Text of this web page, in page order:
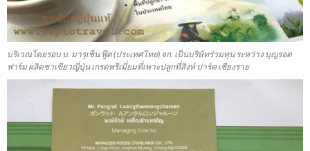
บริเวณโดยรอบ บ. มารุเซ็น ฟู๊ด (ประเทศไทย) จก. เป็นบริษัทร่วมทุน ระหว่าง บุญรอด
ฟาร์ม ผลิตชาเขียวญี่ปุ่น เกรดพรีเมี่ยมที่เพาะปลูกที่สิงห์ ปาร์ค เชียงราย